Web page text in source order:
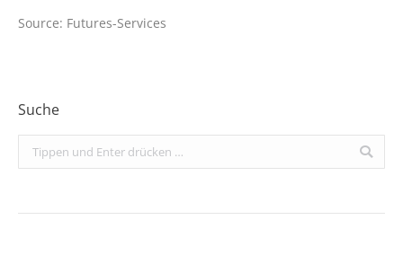
Source: Futures-Services
Suche
Search: